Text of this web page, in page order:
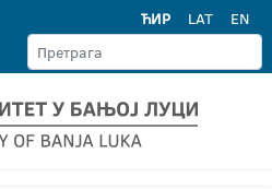
ЋИР LAT EN